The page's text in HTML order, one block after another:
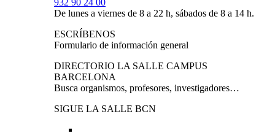
932 90 24 00
De lunes a viernes de 8 a 22 h, sábados de 8 a 14 h.
ESCRÍBENOS
Formulario de información general
DIRECTORIO LA SALLE CAMPUS
BARCELONA
Busca organismos, profesores, investigadores…
SIGUE LA SALLE BCN